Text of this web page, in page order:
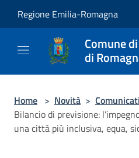
Regione Emilia-Romagna
Comune
di
Home > Novità > Comunicati
Bilancio di previsione:
una città più inclusiva, equa,